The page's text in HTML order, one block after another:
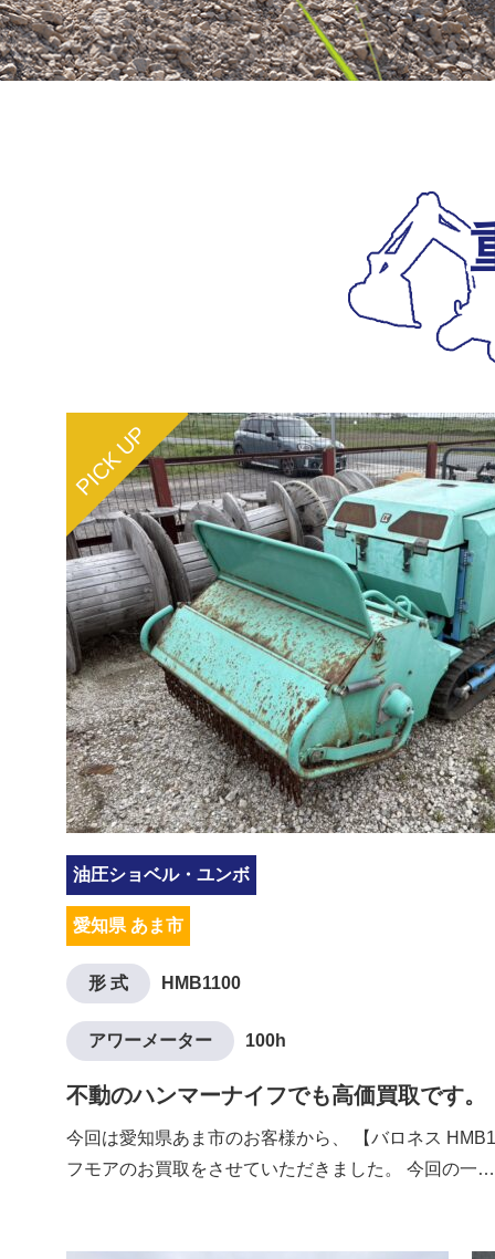
PICK UP
油圧ショベル・ユンボ
愛知県 あま市
形 式 HMB1100
アワーメーター 100h
不動のハンマーナイフでも高価買取です。
今回は愛知県あま市のお客様から、 【バロネス
フモアのお買取をさせていただきました。 今回の一…